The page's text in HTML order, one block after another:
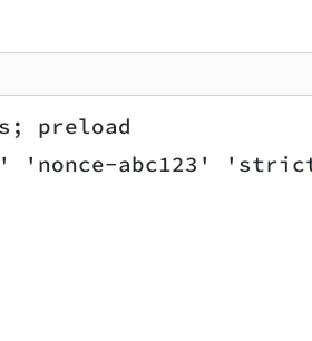
preload
abc123'